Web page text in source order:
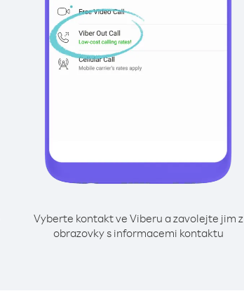
Vyberte kontakt ve Viberu a zavolejte jim z
obrazovky s informacemi kontaktu